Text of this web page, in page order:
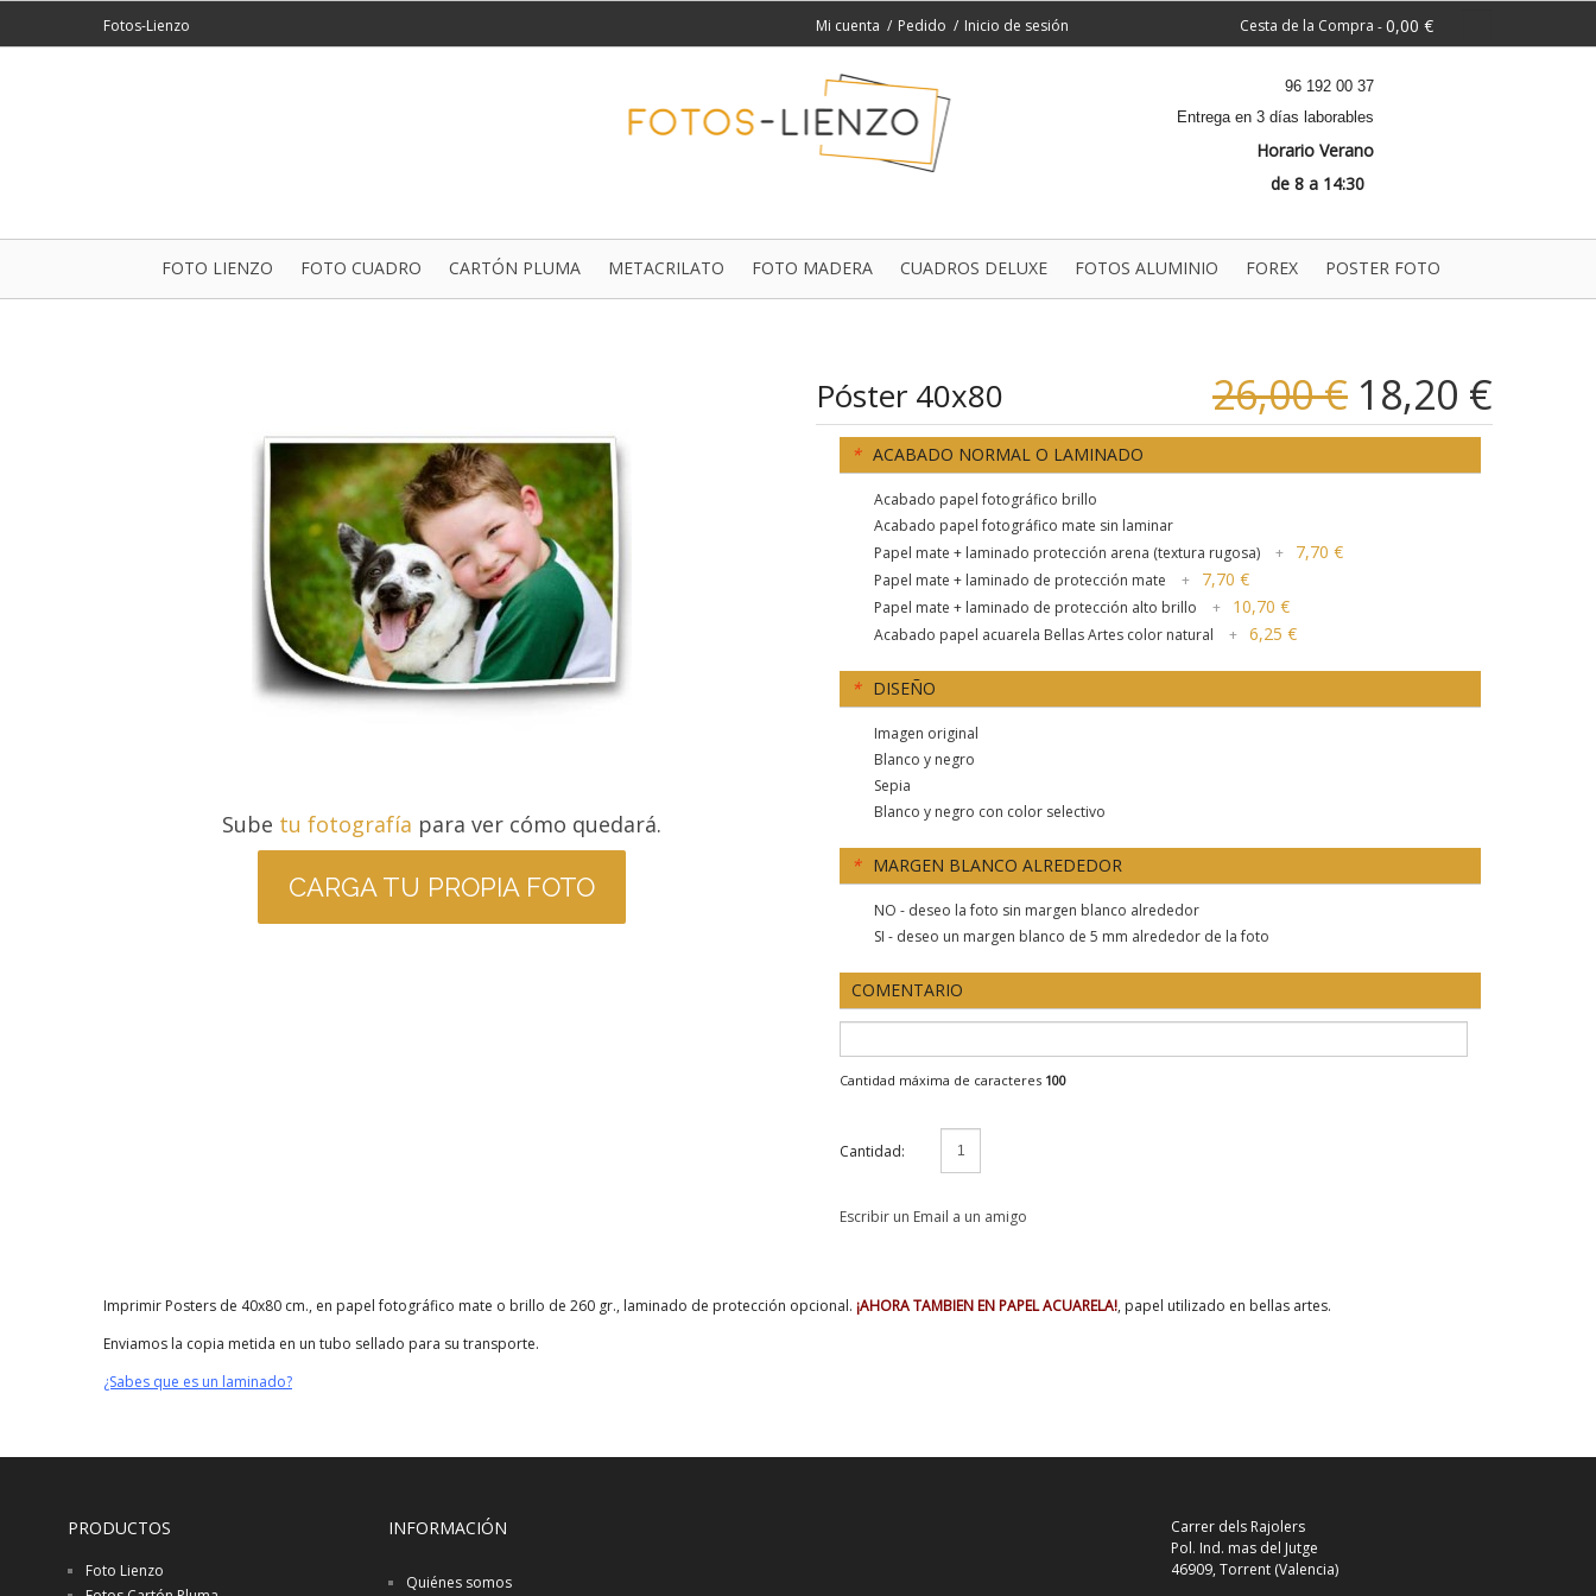
Fotos-Lienzo Cesta de la Compra -0,00 €
Mi cuenta Pedido Inicio de sesión
96 192 00 37
Entrega en 3 días laborables
Horario Verano
de 8 a 14:30
FOTO LIENZO FOTO CUADRO CARTÓN PLUMA METACRILATO FOTO MADERA CUADROS DELUXE FOTOS ALUMINIO FOREX POSTER FOTO
Sube tu fotografía para ver cómo quedará.
CARGA TU PROPIA FOTO
Póster 40x80 26,00 € 18,20 €
* ACABADO NORMAL O LAMINADO
Acabado papel fotográfico brillo
Acabado papel fotográfico mate sin laminar
Papel mate + laminado protección arena (textura rugosa)
+ 7,70 €
Papel mate + laminado de protección mate + 7,70 €
Papel mate + laminado de protección alto brillo + 10,70 €
Acabado papel acuarela Bellas Artes color natural + 6,25 €
* DISEÑO
Imagen original
Blanco y negro
Sepia
Blanco y negro con color selectivo
* MARGEN BLANCO ALREDEDOR
NO - deseo la foto sin margen blanco alrededor
SI - deseo un margen blanco de 5 mm alrededor de la foto
COMENTARIO
Cantidad máxima de caracteres 100
Cantidad:
Escribir un Email a un amigo
Imprimir Posters de 40x80 cm., en papel fotográfico mate o brillo de 260 gr., laminado de protección opcional. ¡AHORA TAMBIEN EN PAPEL ACUARELA!, papel utilizado en bellas artes.
Enviamos la copia metida en un tubo sellado para su transporte.
¿Sabes que es un laminado?
PRODUCTOS
Foto Lienzo
INFORMACIÓN
Quiénes somos
Carrer dels Rajolers
Pol. Ind. mas del Jutge
46909, Torrent (Valencia)